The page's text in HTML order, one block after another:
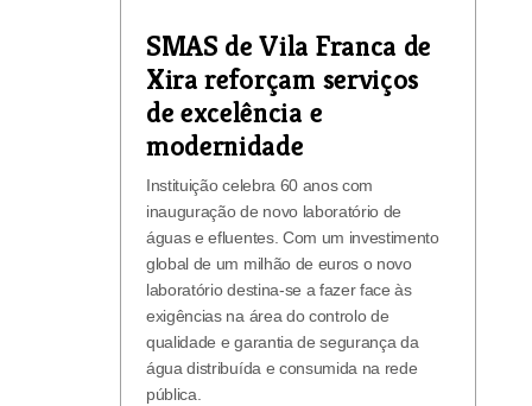
SMAS de Vila Franca de
Xira reforçam serviços
de excelência e
modernidade
Instituição celebra 60 anos com
inauguração de novo laboratório de
águas e efluentes. Com um investimento
global de um milhão de euros o novo
laboratório destina-se a fazer face às
exigências na área do controlo de
qualidade e garantia de segurança da
água distribuída e consumida na rede
pública.